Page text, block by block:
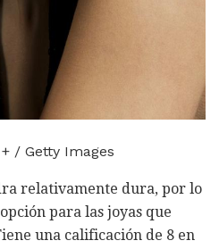
/ Getty Images
relativamente dura, por lo
para las joyas que
una calificación de 8 en